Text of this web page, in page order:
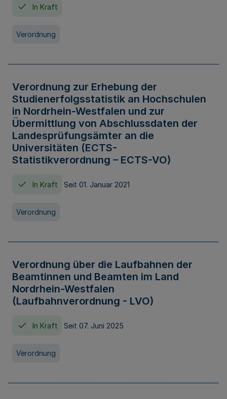
In Kraft
Verordnung
Verordnung zur Erhebung der
Studienerfolgsstatistik an Hochschulen
in Nordrhein-Westfalen und zur
Übermittlung von Abschlussdaten der
Landesprüfungsämter an die
Universitäten (ECTS-
Statistikverordnung – ECTS-VO)
In Kraft Seit 01. Januar 2021
Verordnung
Verordnung über die Laufbahnen der
Beamtinnen und Beamten im Land
Nordrhein-Westfalen
(Laufbahnverordnung - LVO)
In Kraft Seit 07. Juni 2025
Verordnung